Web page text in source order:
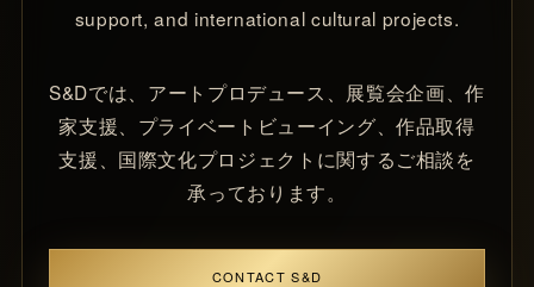
support, and international cultural projects.
S&Dでは、アートプロデュース、展覧会企画、作
家支援、プライベートビューイング、作品取得
支援、国際文化プロジェクトに関するご相談を
承っております。
CONTACT S&D